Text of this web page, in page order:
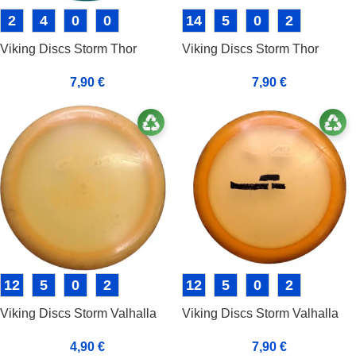
2 4 0 0
Viking Discs Storm Thor
7,90 €
14 5 0 2
Viking Discs Storm Thor
7,90 €
12 5 0 2
Viking Discs Storm Valhalla
4,90 €
12 5 0 2
Viking Discs Storm Valhalla
7,90 €